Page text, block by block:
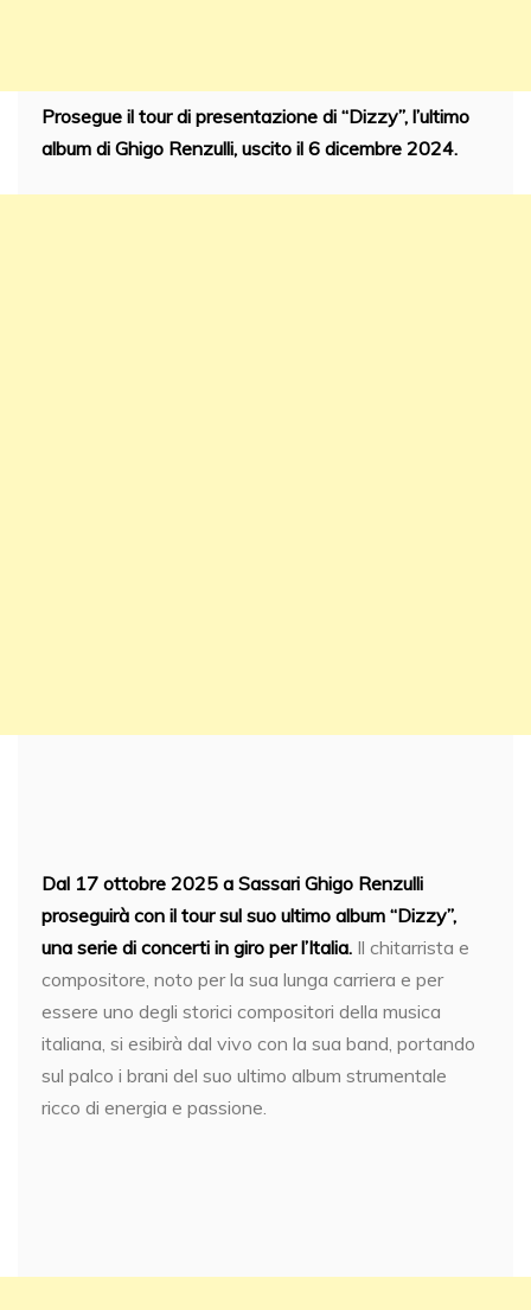
Prosegue il tour di presentazione di “Dizzy”, l’ultimo
album di Ghigo Renzulli, uscito il 6 dicembre 2024.
Dal 17 ottobre 2025 a Sassari Ghigo Renzulli
proseguirà con il tour sul suo ultimo album “Dizzy”,
una serie di concerti in giro per l’Italia. Il chitarrista e
compositore, noto per la sua lunga carriera e per
essere uno degli storici compositori della musica
italiana, si esibirà dal vivo con la sua band, portando
sul palco i brani del suo ultimo album strumentale
ricco di energia e passione.